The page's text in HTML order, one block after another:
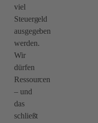
viel
Steuergeld
ausgegeben
werden.
Wir
dürfen
Ressourcen
– und
das
schließt